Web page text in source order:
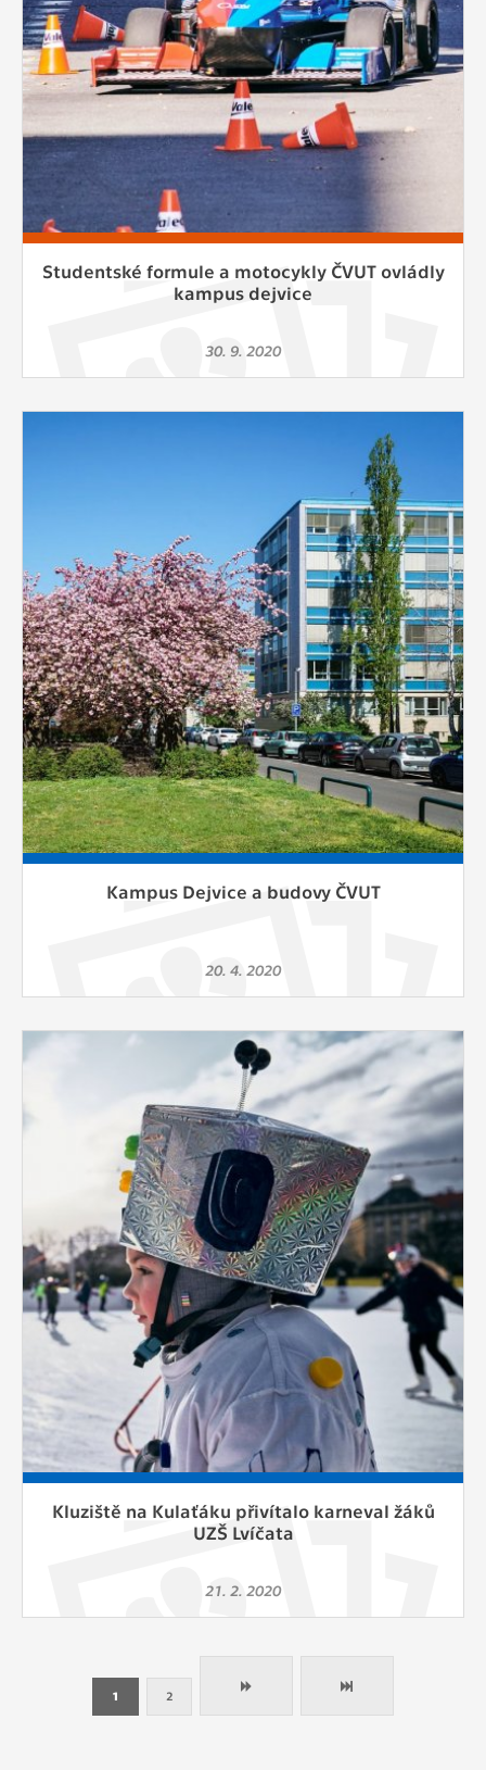
Studentské formule a motocykly ČVUT ovládly
kampus dejvice
30. 9. 2020
Kampus Dejvice a budovy ČVUT
20. 4. 2020
Kluziště na Kulaťáku přivítalo karneval žáků
UZŠ Lvíčata
21. 2. 2020
1 2